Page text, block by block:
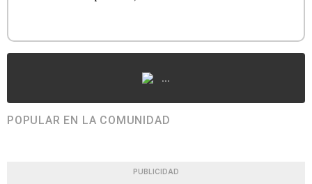
...
POPULAR EN LA COMUNIDAD
PUBLICIDAD